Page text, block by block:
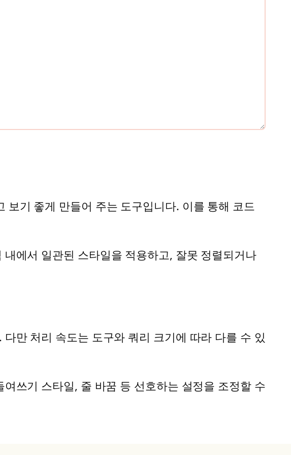
보기 좋게 만들어 주는 도구입니다. 이를 통해 코드
에서 일관된 스타일을 적용하고, 잘못 정렬되거나
만 처리 속도는 도구와 쿼리 크기에 따라 다를 수 있
쓰기 스타일, 줄 바꿈 등 선호하는 설정을 조정할 수